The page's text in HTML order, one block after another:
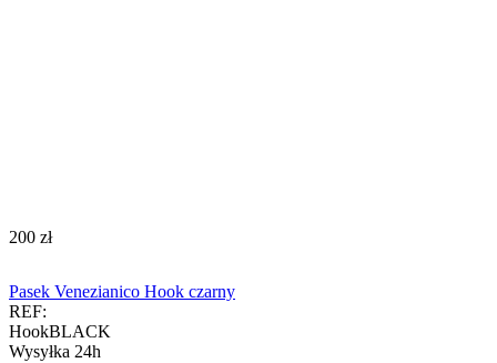
‍200‍ zł
Pasek Venezianico Hook czarny
REF:
HookBLACK
Wysyłka 24h